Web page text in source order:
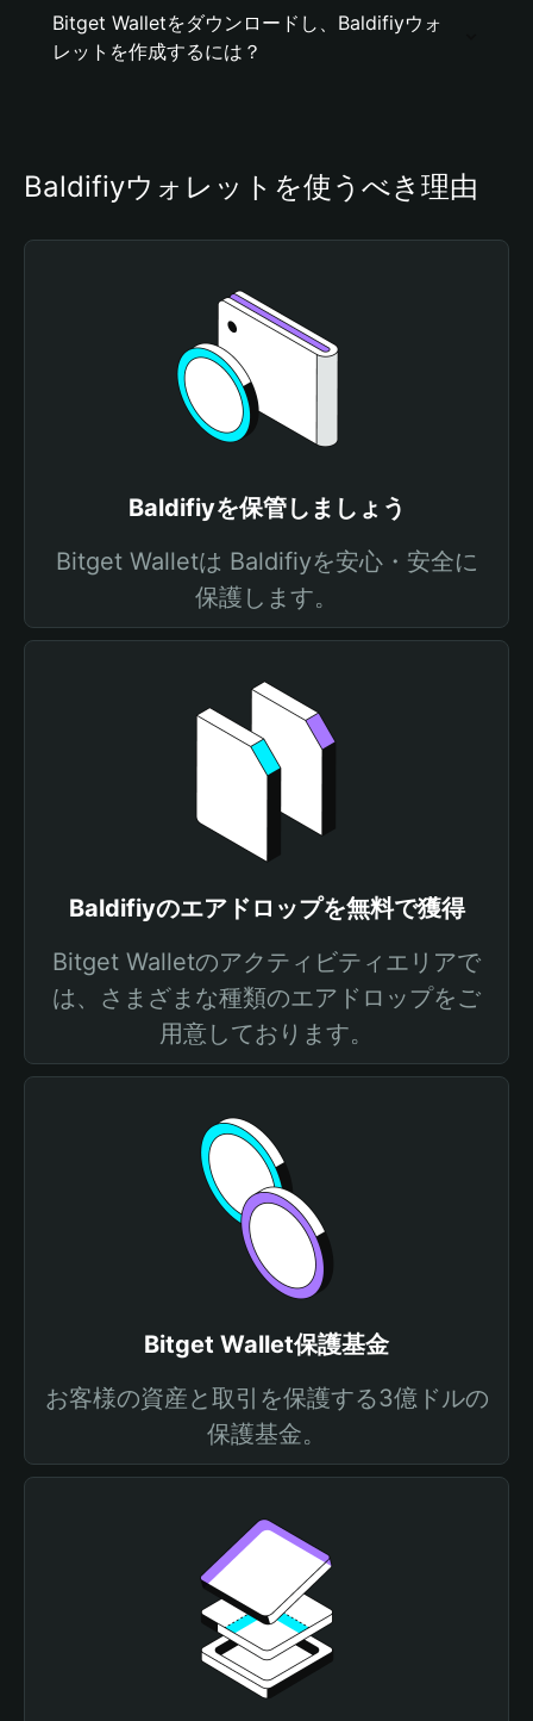
Bitget Walletをダウンロードし、Baldifiyウォ
レットを作成するには？
Baldifiyウォレットを使うべき理由
Baldifiyを保管しましょう
Bitget Walletは Baldifiyを安心・安全に
保護します。
Baldifiyのエアドロップを無料で獲得
Bitget Walletのアクティビティエリアで
は、さまざまな種類のエアドロップをご
用意しております。
Bitget Wallet保護基金
お客様の資産と取引を保護する3億ドルの
保護基金。